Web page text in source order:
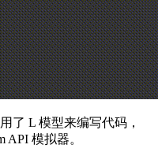
L 模型来编写代码，
API 模拟器。